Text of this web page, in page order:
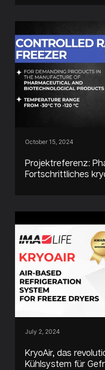
October 15, 2024
Projektreferenz:
Fortschrittliches
July 2, 2024
KryoAir, das
Kühlsystem für